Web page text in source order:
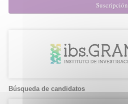
Suscripción
Búsqueda de candidatos